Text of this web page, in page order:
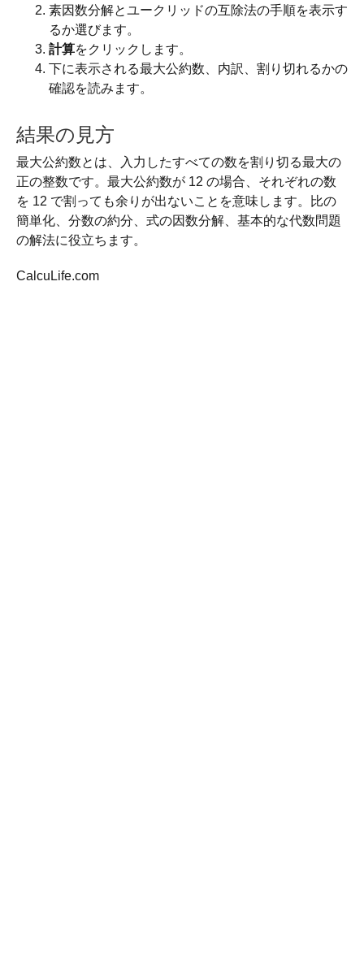
素因数分解とユークリッドの互除法の手順を表示す
るか選びます。
計算をクリックします。
下に表示される最大公約数、内訳、割り切れるかの
確認を読みます。
結果の見方
最大公約数とは、入力したすべての数を割り切る最大の
正の整数です。最大公約数が 12 の場合、それぞれの数
を 12 で割っても余りが出ないことを意味します。比の
簡単化、分数の約分、式の因数分解、基本的な代数問題
の解法に役立ちます。
CalcuLife.com